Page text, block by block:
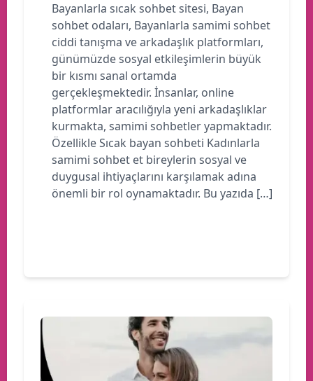
Bayanlarla sıcak sohbet sitesi, Bayan
sohbet odaları, Bayanlarla samimi sohbet
ciddi tanışma ve arkadaşlık platformları,
günümüzde sosyal etkileşimlerin büyük
bir kısmı sanal ortamda
gerçekleşmektedir. İnsanlar, online
platformlar aracılığıyla yeni arkadaşlıklar
kurmakta, samimi sohbetler yapmaktadır.
Özellikle Sıcak bayan sohbeti Kadınlarla
samimi sohbet et bireylerin sosyal ve
duygusal ihtiyaçlarını karşılamak adına
önemli bir rol oynamaktadır. Bu yazıda […]